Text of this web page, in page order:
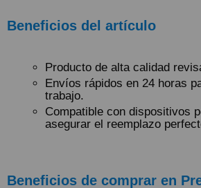
Beneficios del artículo
Producto de alta calidad
Envíos rápidos en 24 horas
trabajo.
Compatible con dispositivos
asegurar el reemplazo
Beneficios de comprar en